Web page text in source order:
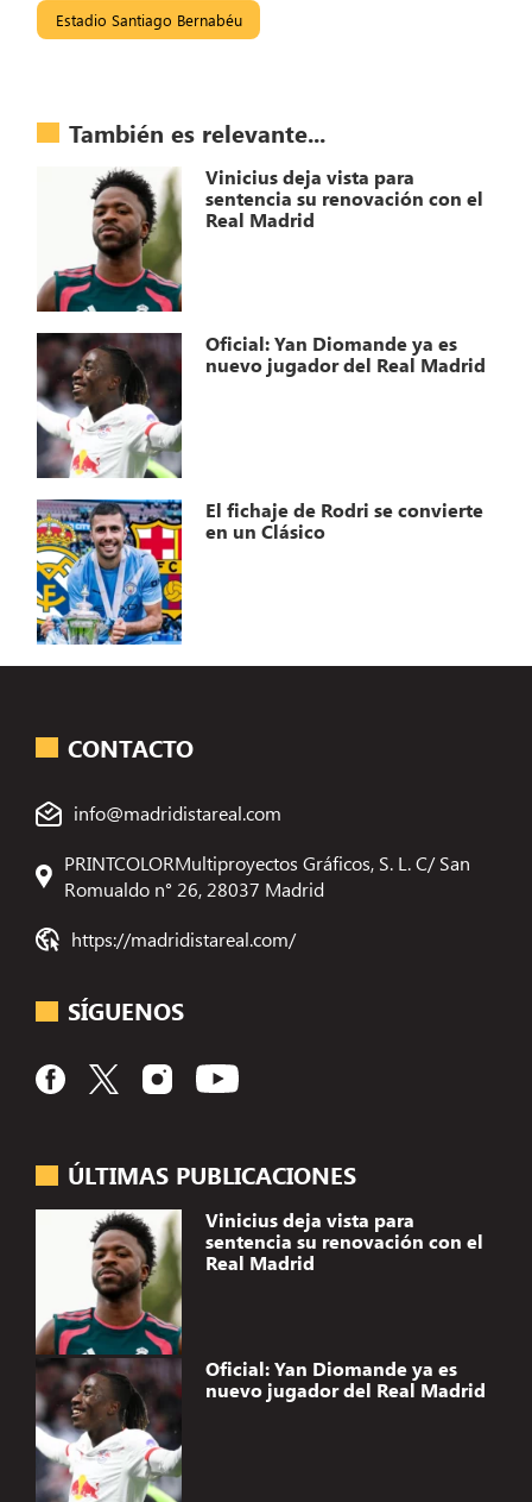
Estadio Santiago Bernabéu
También es relevante...
Vinicius deja vista para
sentencia su renovación con el
Real Madrid
Oficial: Yan Diomande ya es
nuevo jugador del Real Madrid
El fichaje de Rodri se convierte
en un Clásico
ÚLTIMAS PUBLICACIONES
Vinicius deja vista para
sentencia su renovación con el
Real Madrid
Oficial: Yan Diomande ya es
nuevo jugador del Real Madrid
CONTACTO
info@madridistareal.com
PRINTCOLORMultiproyectos Gráficos, S. L. C/ San
Romualdo n° 26, 28037 Madrid
https://madridistareal.com/
SÍGUENOS